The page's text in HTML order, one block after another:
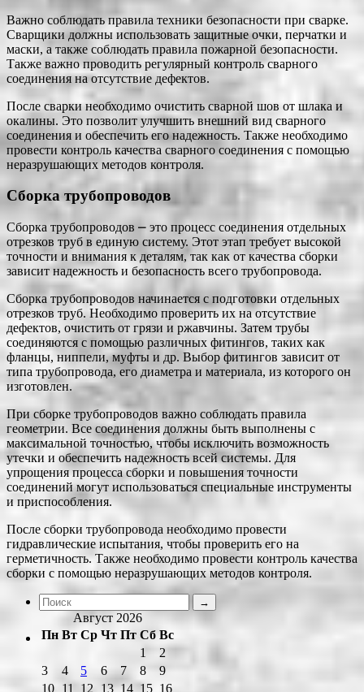
Важно соблюдать правила техники безопасности при сварке.
Сварщики должны использовать защитные очки, перчатки и
маски, а также соблюдать правила пожарной безопасности.
Также важно проводить регулярный контроль сварного
соединения на отсутствие дефектов.
После сварки необходимо очистить сварной шов от шлака и
окалины. Это позволит улучшить внешний вид сварного
соединения и обеспечить его надежность. Также необходимо
провести контроль качества сварного соединения с помощью
неразрушающих методов контроля.
Сборка трубопроводов
Сборка трубопроводов ⎼ это процесс соединения отдельных
отрезков труб в единую систему. Этот этап требует высокой
точности и внимания к деталям, так как от качества сборки
зависит надежность и безопасность всего трубопровода.
Сборка трубопроводов начинается с подготовки отдельных
отрезков труб. Необходимо проверить их на отсутствие
дефектов, очистить от грязи и ржавчины. Затем трубы
соединяются с помощью различных фитингов, таких как
фланцы, ниппели, муфты и др. Выбор фитингов зависит от
типа трубопровода, его диаметра и материала, из которого он
изготовлен.
При сборке трубопроводов важно соблюдать правила
геометрии. Все соединения должны быть выполнены с
максимальной точностью, чтобы исключить возможность
утечки и обеспечить надежность всей системы. Для
упрощения процесса сборки и повышения точности
соединений могут использоваться специальные инструменты
и приспособления.
После сборки трубопровода необходимо провести
гидравлические испытания, чтобы проверить его на
герметичность. Также необходимо провести контроль качества
сборки с помощью неразрушающих методов контроля.
Август 2026
Пн Вт Ср Чт Пт Сб Вс
1
2
3
4 5 6 7 8
9
10 11 12 13 14 15 16